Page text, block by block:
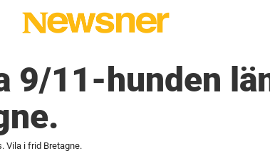
9/11-hunden
Vila i frid Bretagne.